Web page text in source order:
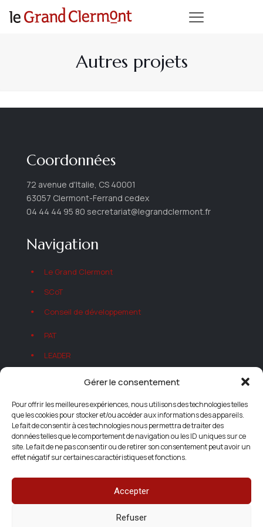
Gérer le consentement
Pour offrir les meilleures expériences, nous utilisons des technologies telles
que les cookies pour stocker et/ou accéder aux informations des appareils.
Le fait de consentir à ces technologies nous permettra de traiter des
données telles que le comportement de navigation ou les ID uniques sur ce
site. Le fait de ne pas consentir ou de retirer son consentement peut avoir un
effet négatif sur certaines caractéristiques et fonctions.
Accepter
Refuser
Autres projets
Coordonnées
72 avenue d'Italie, CS 40001
63057 Clermont-Ferrand cedex
04 44 44 95 80 secretariat@legrandclermont.fr
Navigation
Le Grand Clermont
SCoT
Conseil de développement
PAT
LEADER